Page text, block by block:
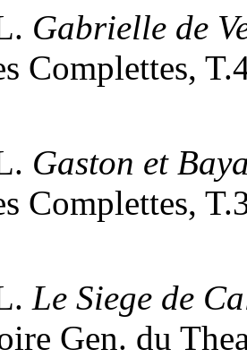
Gabrielle de
Complettes,
Gaston et
Complettes,
Le Siege de
Gen. du